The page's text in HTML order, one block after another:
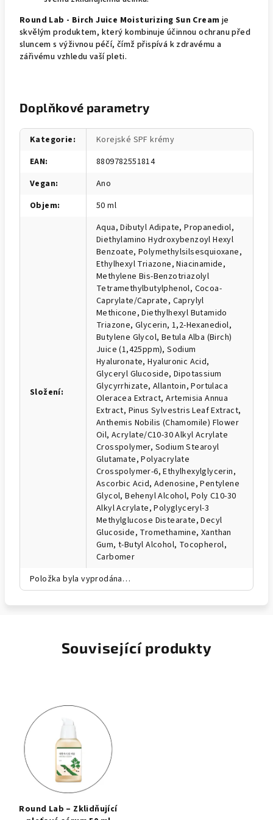
Round Lab - Birch Juice Moisturizing Sun Cream je
skvělým produktem, který kombinuje účinnou ochranu před
sluncem s výživnou péčí, čímž přispívá k zdravému a
zářivému vzhledu vaší pleti.
Doplňkové parametry
Kategorie:
Korejské SPF krémy
EAN:
8809782551814
Vegan:
Ano
Objem: 50 ml
Složení:
Aqua, Dibutyl Adipate, Propanediol,
Diethylamino Hydroxybenzoyl Hexyl
Benzoate, Polymethylsilsesquioxane,
Ethylhexyl Triazone, Niacinamide,
Methylene Bis-Benzotriazolyl
Tetramethylbutylphenol, Cocoa-
Caprylate/Caprate, Caprylyl
Methicone, Diethylhexyl Butamido
Triazone, Glycerin, 1,2-Hexanediol,
Butylene Glycol, Betula Alba (Birch)
Juice (1,425ppm), Sodium
Hyaluronate, Hyaluronic Acid,
Glyceryl Glucoside, Dipotassium
Glycyrrhizate, Allantoin, Portulaca
Oleracea Extract, Artemisia Annua
Extract, Pinus Sylvestris Leaf Extract,
Anthemis Nobilis (Chamomile) Flower
Oil, Acrylate/C10-30 Alkyl Acrylate
Crosspolymer, Sodium Stearoyl
Glutamate, Polyacrylate
Crosspolymer-6, Ethylhexylglycerin,
Ascorbic Acid, Adenosine, Pentylene
Glycol, Behenyl Alcohol, Poly C10-30
Alkyl Acrylate, Polyglyceryl-3
Methylglucose Distearate, Decyl
Glucoside, Tromethamine, Xanthan
Gum, t-Butyl Alcohol, Tocopherol,
Carbomer
Položka byla vyprodána…
Související produkty
Round Lab – Zklidňující